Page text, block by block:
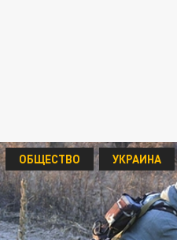
ОБЩЕСТВО УКРАИНА